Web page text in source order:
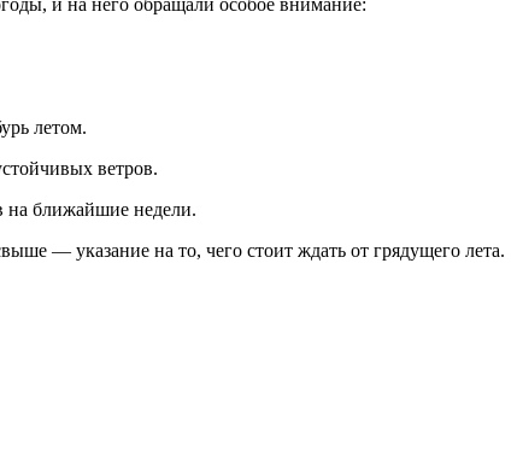
летом.
ветров.
на ближайшие недели.
— указание на то, чего стоит ждать от грядущего лета.